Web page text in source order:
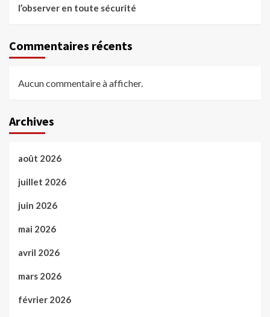
l’observer en toute sécurité
Commentaires récents
Aucun commentaire à afficher.
Archives
août 2026
juillet 2026
juin 2026
mai 2026
avril 2026
mars 2026
février 2026